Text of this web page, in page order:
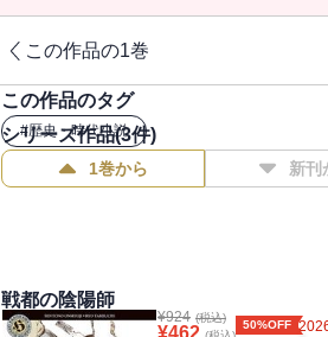
この作品の1巻
この作品のタグ
#歴史・時代小説
シリーズ作品(3件)
1巻から 新刊
戦都の陰陽師
¥924 (税込)
¥462 50%OFF